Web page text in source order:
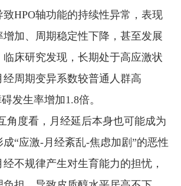
HPO轴功能的持续性异常，表现
增加、周期稳定性下降，甚至发展
临床研究发现，长期处于高应激状
经周期变异系数较普通人群高
发生率增加1.8倍。
角度看，月经延后本身也可能成为
“应激-月经紊乱-焦虑加剧”的恶性
不规律产生对生育能力的担忧，